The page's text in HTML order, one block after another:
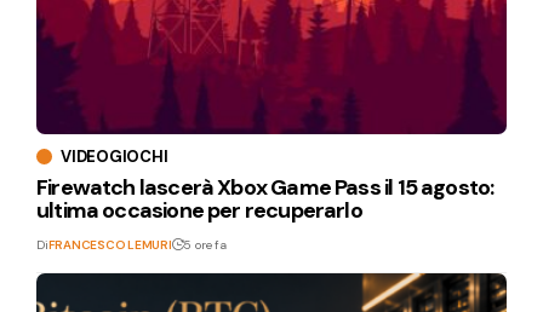
VIDEOGIOCHI
Firewatch lascerà Xbox Game Pass il 15 agosto:
ultima occasione per recuperarlo
DiFRANCESCO LEMURI 5 ore fa